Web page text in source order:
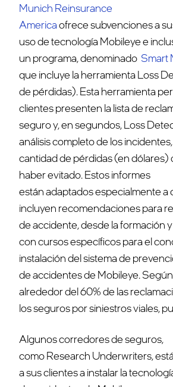
Munich Reinsurance
Americaofrece subvenciones a
uso de tecnología Mobileye e
un programa, denominado Smart
que incluye la herramienta Loss
de pérdidas). Esta herramienta
clientes presenten la lista de
seguro y, en segundos, Loss
análisis completo de los
cantidad de pérdidas (en dólares)
haber evitado. Estos informes
están adaptados especialmente a
incluyen recomendaciones para
de accidente, desde la formación
con cursos específicos para el
instalación del sistema de
de accidentes de Mobileye.
alrededor del 60% de las
los seguros por siniestros viales,
Algunos corredores de seguros,
como Research Underwriters,
a sus clientes a instalar la